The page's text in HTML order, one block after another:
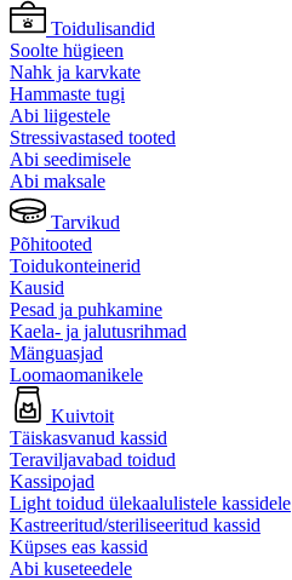
Toidulisandid
Soolte hügieen
Nahk ja karvkate
Hammaste tugi
Abi liigestele
Stressivastased tooted
Abi seedimisele
Abi maksale
Tarvikud
Põhitooted
Toidukonteinerid
Kausid
Pesad ja puhkamine
Kaela- ja jalutusrihmad
Mänguasjad
Loomaomanikele
Kuivtoit
Täiskasvanud kassid
Teraviljavabad toidud
Kassipojad
Light toidud ülekaalulistele kassidele
Kastreeritud/steriliseeritud kassid
Küpses eas kassid
Abi kuseteedele